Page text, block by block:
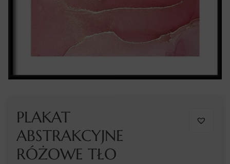
PLAKAT
ABSTRAKCYJNE
RÓŻOWE TŁO